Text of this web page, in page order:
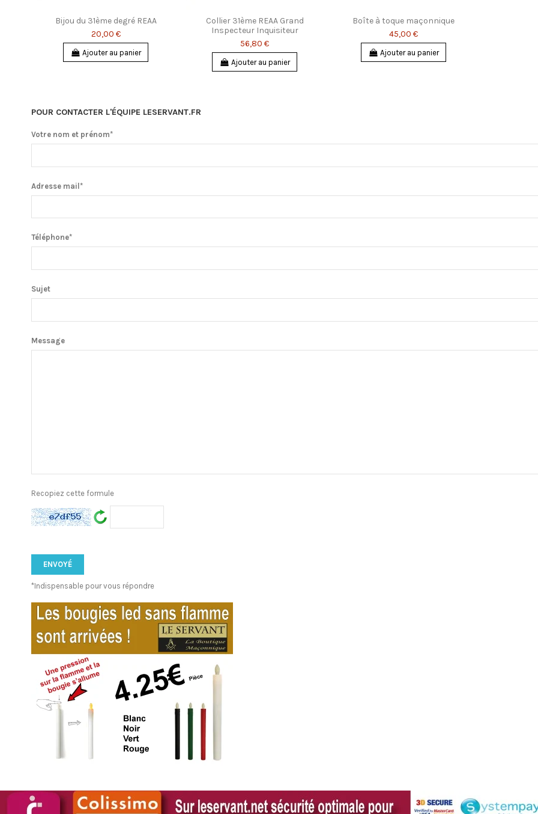
Bijou du 31ème degré REAA
20,00 €
Ajouter au panier
Collier 31ème REAA Grand
Inspecteur Inquisiteur
56,80 €
Ajouter au panier
Boîte à toque maçonnique
45,00 €
Ajouter au panier
POUR CONTACTER L'ÉQUIPE LESERVANT.FR
Votre nom et prénom*
Adresse mail*
Téléphone*
Sujet
Message
Recopiez cette formule
*Indispensable pour vous répondre